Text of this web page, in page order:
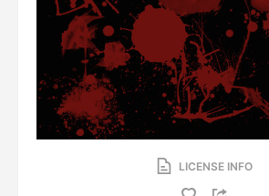
LICENSE INFO